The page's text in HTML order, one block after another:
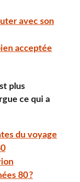
avec son
acceptée
plus
ce qui a
du voyage
80?